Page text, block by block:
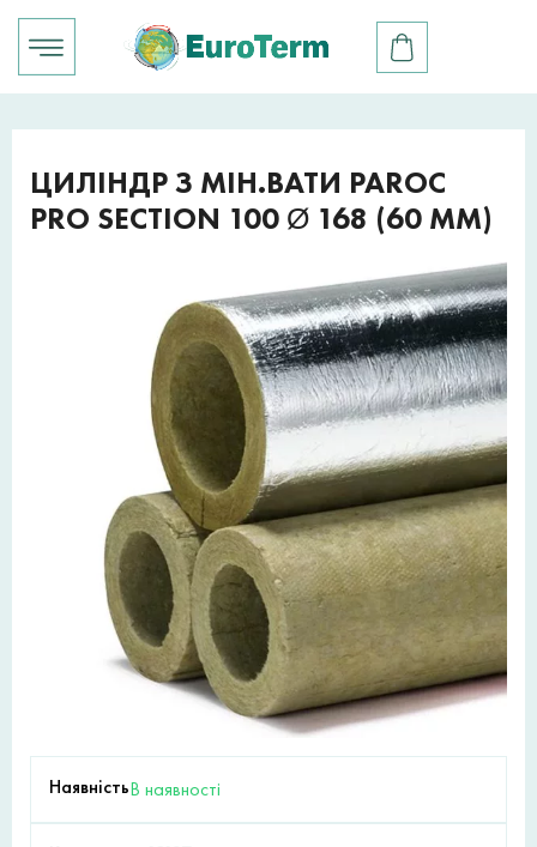
ЦИЛІНДР З МІН.ВАТИ PAROC
PRO SECTION 100 Ø 168 (60 ММ)
НаявністьВ наявності